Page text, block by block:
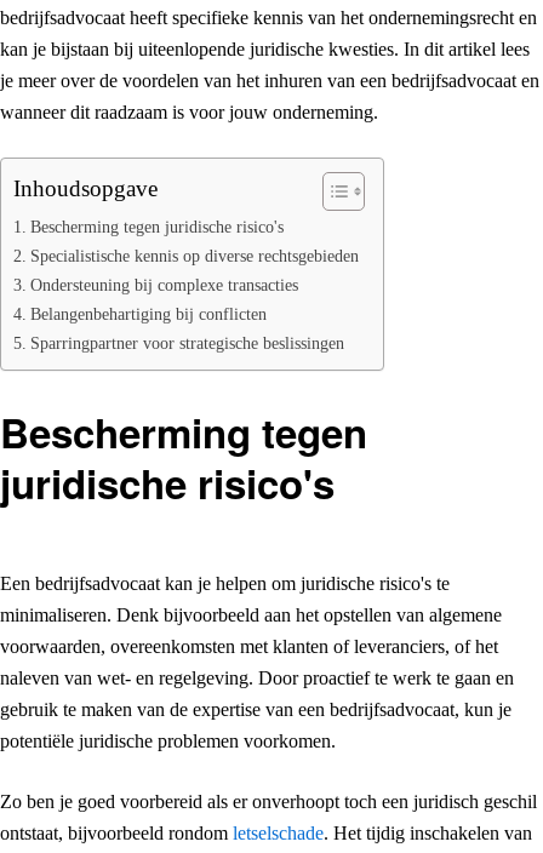
bedrijfsadvocaat heeft specifieke kennis van het ondernemingsrecht en
kan je bijstaan bij uiteenlopende juridische kwesties. In dit artikel lees
je meer over de voordelen van het inhuren van een bedrijfsadvocaat en
wanneer dit raadzaam is voor jouw onderneming.
Inhoudsopgave
Bescherming tegen juridische risico's
Specialistische kennis op diverse rechtsgebieden
Ondersteuning bij complexe transacties
Belangenbehartiging bij conflicten
Sparringpartner voor strategische beslissingen
Bescherming tegen
juridische risico's
Een bedrijfsadvocaat kan je helpen om juridische risico's te
minimaliseren. Denk bijvoorbeeld aan het opstellen van algemene
voorwaarden, overeenkomsten met klanten of leveranciers, of het
naleven van wet- en regelgeving. Door proactief te werk te gaan en
gebruik te maken van de expertise van een bedrijfsadvocaat, kun je
potentiële juridische problemen voorkomen.
Zo ben je goed voorbereid als er onverhoopt toch een juridisch geschil
ontstaat, bijvoorbeeld rondom letselschade. Het tijdig inschakelen van